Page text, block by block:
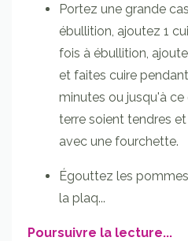
Portez une grande
ébullition, ajoutez 1
fois à ébullition,
et faites cuire
minutes ou jusqu'à
terre soient tendres
avec une fourchette.
Égouttez les
la plaq...
Poursuivre la lecture...